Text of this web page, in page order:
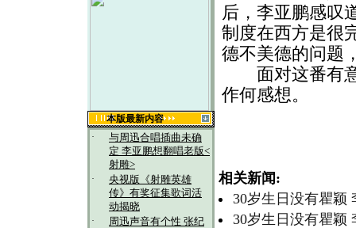
本版最新内容
·
与周迅合唱插曲未确
定 李亚鹏想翻唱老版<
射雕>
·
央视版《射雕英雄
传》有奖征集歌词活
动揭晓
·
周迅声音有个性 张纪
后，李亚鹏感叹
制度在西方是很
德不美德的问题
面对这番有意
作何感想。
相关新闻:
30岁生日没有瞿颖
30岁生日没有瞿颖